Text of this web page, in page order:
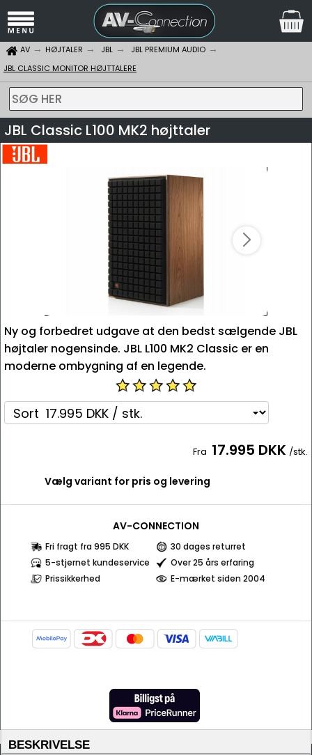
AV HØJTALER JBL
JBL PREMIUM AUDIO
JBL CLASSIC MONITOR HØJTTALERE
SØG HER
JBL Classic L100 MK2 højttaler
Ny og forbedret udgave at den bedst sælgende JBL
højtaler nogensinde. JBL L100 MK2 Classic er en
moderne ombygning af en legende.
Fra 17.995 DKK /stk.
Vælg variant for pris og levering
AV-CONNECTION
Fri fragt fra 995 DKK
30 dages returret
5-stjernet kundeservice
Over 25 års erfaring
Prissikkerhed
E-mærket siden 2004
BESKRIVELSE